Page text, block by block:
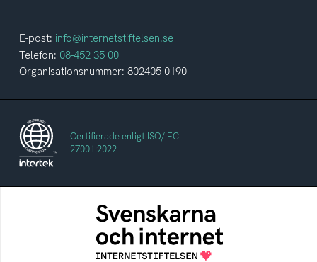
E-post: info@internetstiftelsen.se
Telefon: 08-452 35 00
Organisationsnummer: 802405-0190
Certifierade enligt ISO/IEC
27001:2022
Svenskarna och internet
En årlig studie av svenska folkets
internetvanor